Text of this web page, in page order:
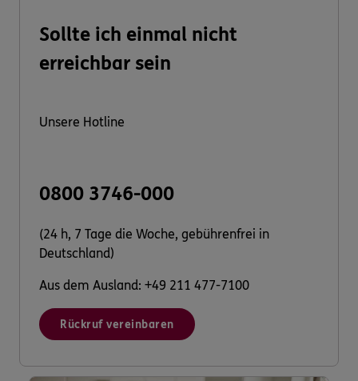
Sollte ich einmal nicht
erreichbar sein
Unsere Hotline
0800 3746-000
(24 h, 7 Tage die Woche, gebührenfrei in
Deutschland)
Aus dem Ausland: +49 211 477-7100
Rückruf vereinbaren